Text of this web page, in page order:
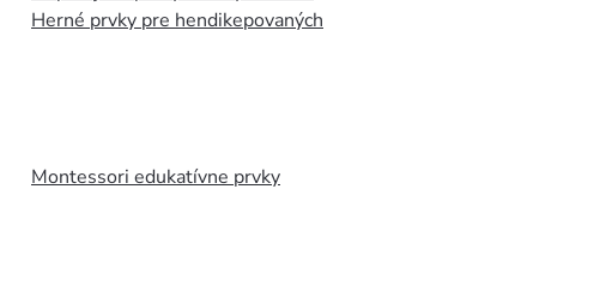
Herné prvky pre hendikepovaných
Montessori edukatívne prvky